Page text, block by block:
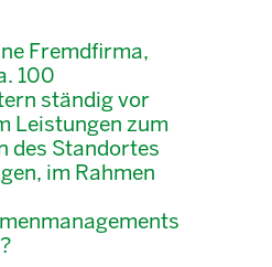
Fremdfirma,
100
ständig vor
Leistungen zum
des Standortes
im Rahmen